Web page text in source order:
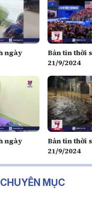
ngày
Bản tin thời
21/9/2024
ngày
Bản tin thời
21/9/2024
MỤC